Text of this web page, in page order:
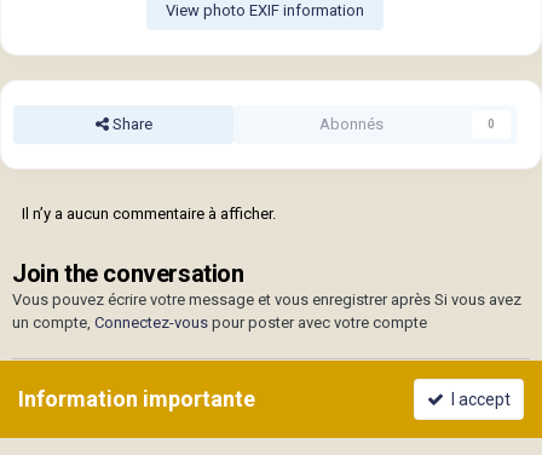
View photo EXIF information
Share Abonnés 0
Il n’y a aucun commentaire à afficher.
Join the conversation
Vous pouvez écrire votre message et vous enregistrer après Si vous avez
un compte, Connectez-vous pour poster avec votre compte
Information importante I accept